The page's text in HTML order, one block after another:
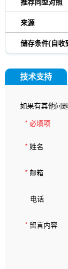
来源
储存条件(自收
技术支持
如果有其他问
* 必填项
* 姓名
* 邮箱
电话
* 留言内容